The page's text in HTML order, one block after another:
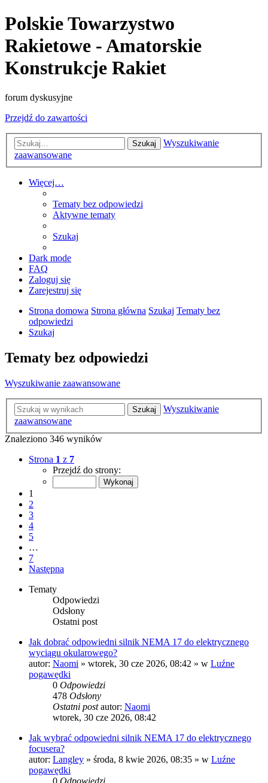
Polskie Towarzystwo
Rakietowe - Amatorskie
Konstrukcje Rakiet
forum dyskusyjne
Przejdź do zawartości
Szukaj
Wyszukiwanie
zaawansowane
Więcej…
Tematy bez odpowiedzi
Aktywne tematy
Szukaj
Dark mode
FAQ
Zaloguj się
Zarejestruj się
Strona domowa Strona główna Szukaj Tematy bez
odpowiedzi
Szukaj
Tematy bez odpowiedzi
Wyszukiwanie zaawansowane
Szukaj
Wyszukiwanie
zaawansowane
Znaleziono 346 wyników
Strona 1 z 7
Przejdź do strony:
1
2
3
4
5
…
7
Następna
Tematy
Odpowiedzi
Odsłony
Ostatni post
Jak dobrać odpowiedni silnik NEMA 17 do elektrycznego
wyciągu okularowego?
autor: Naomi » wtorek, 30 cze 2026, 08:42 » w Luźne
pogawędki
0 Odpowiedzi
478 Odsłony
Ostatni postautor: Naomi
wtorek, 30 cze 2026, 08:42
Jak wybrać odpowiedni silnik NEMA 17 do elektrycznego
focusera?
autor: Langley » środa, 8 kwie 2026, 08:35 » w Luźne
pogawędki
0 Odpowiedzi